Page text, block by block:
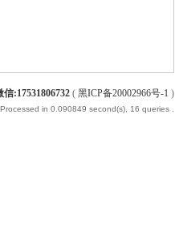
信:17531806732 ( 黑ICP备20002966号-1 )
Processed in 0.090849 second(s), 16 queries .